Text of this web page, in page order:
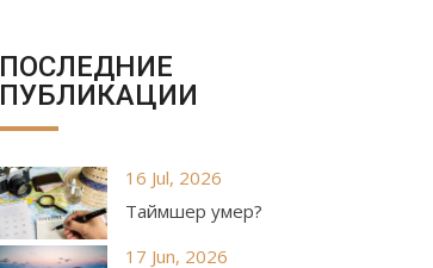
ПОСЛЕДНИЕ
ПУБЛИКАЦИИ
16 Jul, 2026
Таймшер умер?
17 Jun, 2026